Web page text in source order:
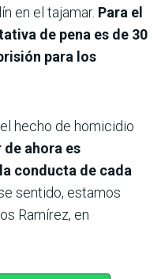
en el tajamar. Para el
de pena es de 30
para los
hecho de homicidio
ahora es
conducta de cada
sentido, estamos
Ramírez, en